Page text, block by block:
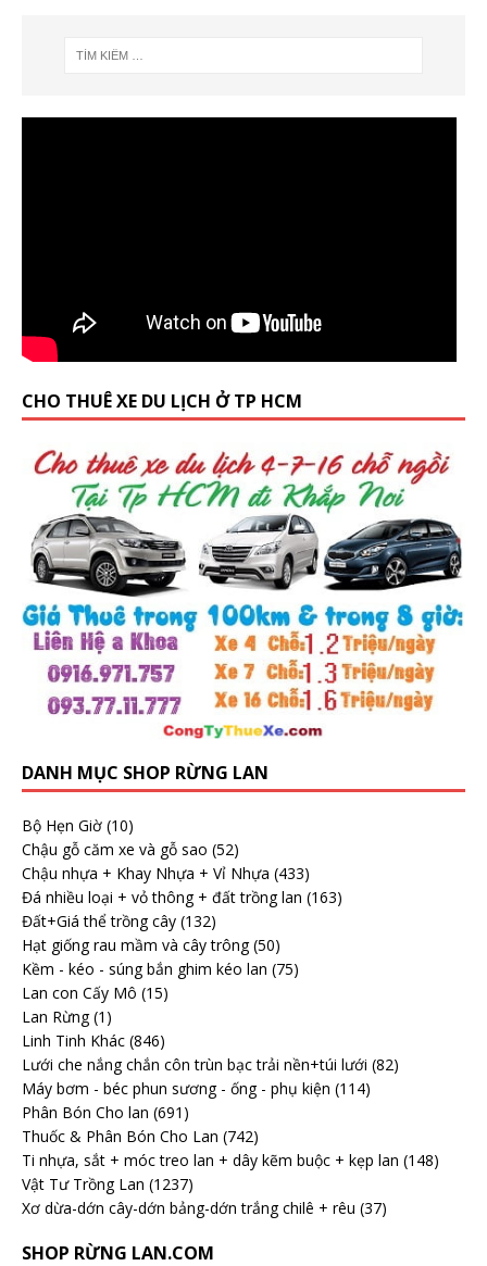
CHO THUÊ XE DU LỊCH Ở TP HCM
DANH MỤC SHOP RỪNG LAN
Bộ Hẹn Giờ (10)
Chậu gỗ căm xe và gỗ sao (52)
Chậu nhựa + Khay Nhựa + Vỉ Nhựa (433)
Đá nhiều loại + vỏ thông + đất trồng lan (163)
Đất+Giá thể trồng cây (132)
Hạt giống rau mầm và cây trông (50)
Kềm - kéo - súng bắn ghim kéo lan (75)
Lan con Cấy Mô (15)
Lan Rừng (1)
Linh Tinh Khác (846)
Lưới che nắng chắn côn trùn bạc trải nền+túi lưới (82)
Máy bơm - béc phun sương - ống - phụ kiện (114)
Phân Bón Cho lan (691)
Thuốc & Phân Bón Cho Lan (742)
Ti nhựa, sắt + móc treo lan + dây kẽm buộc + kẹp lan (148)
Vật Tư Trồng Lan (1237)
Xơ dừa-dớn cây-dớn bảng-dớn trắng chilê + rêu (37)
SHOP RỪNG LAN.COM